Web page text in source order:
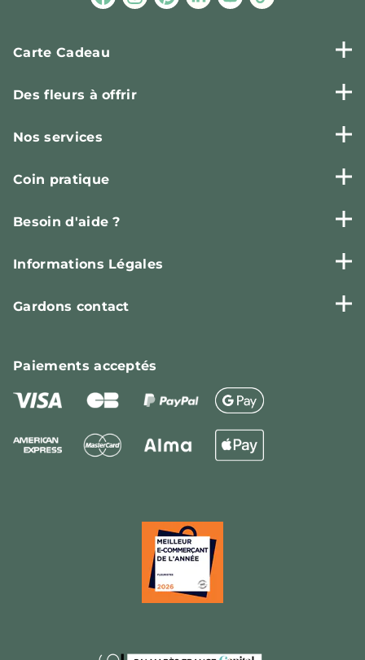
Carte Cadeau
Des fleurs à offrir
Nos services
Coin pratique
Besoin d'aide ?
Informations Légales
Gardons contact
Paiementsacceptés